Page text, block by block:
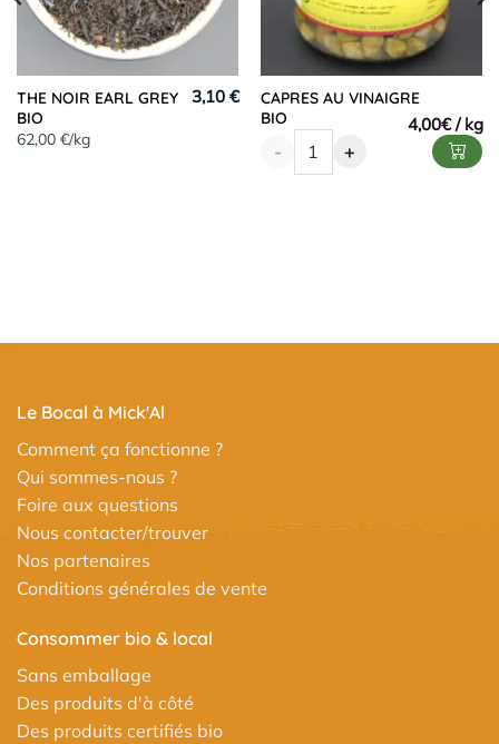
THE NOIR EARL GREY
BIO
62,00 €/kg
3,10 €
CAPRES AU VINAIGRE
BIO
4,00€
-
+
Le Bocal à Mick'Al
Comment ça fonctionne ?
Qui sommes-nous ?
Foire aux questions
Nous contacter/trouver
Nos partenaires
Conditions générales de vente
Consommer bio & local
Sans emballage
Des produits d'à côté
Des produits certifiés bio